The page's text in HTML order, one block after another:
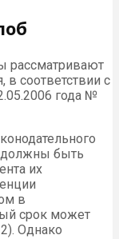
рассматривают
в соответствии с
года №
должны быть
их
в
срок может
Однако